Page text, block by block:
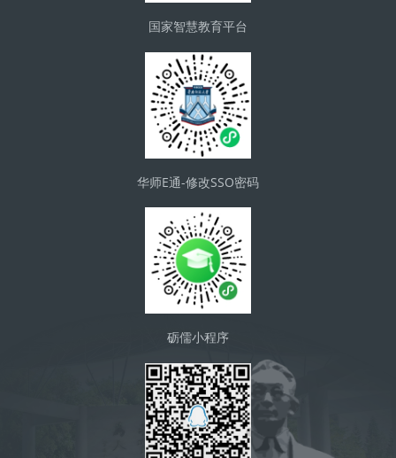
国家智慧教育平台
华师E通-修改SSO密码
砺儒小程序